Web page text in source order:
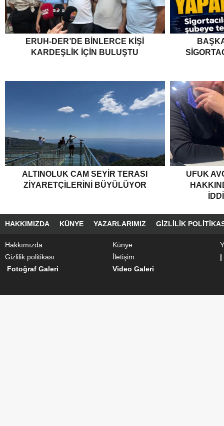
ERUH-DER’DE BINLERCE KIŞI
KARDEŞLIK İÇIN BULUŞTU
ALTINOLUK CAM SEYIR TERASI
ZIYARETÇILERINI BÜYÜLÜYOR
UFUK
HAKKIMIZDA KÜNYE YAZARLARIMIZ GIZLILIK
Hakkımızda Künye
Gizlilik politikası
İletişim
|
Fotoğraf Galeri
Video Galeri